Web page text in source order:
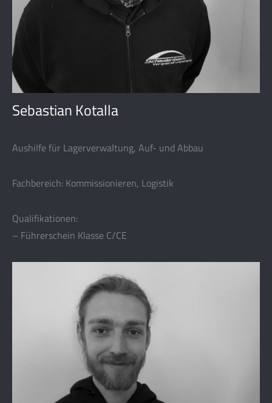
Sebastian Kotalla
Aushilfe für Lagerverwaltung, Auf- und Abbau
Fachbereich: Kommissionieren, Logistik
Qualifikationen:
– Führerschein Klasse C/CE